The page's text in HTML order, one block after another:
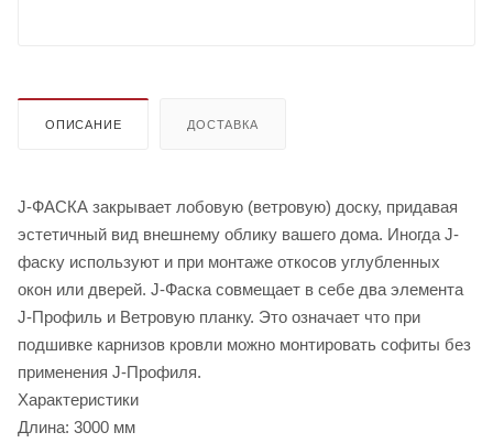
ОПИСАНИЕ ДОСТАВКА
J-ФАСКА закрывает лобовую (ветровую) доску, придавая
эстетичный вид внешнему облику вашего дома. Иногда J-
фаску используют и при монтаже откосов углубленных
окон или дверей. J-Фаска совмещает в себе два элемента
J-Профиль и Ветровую планку. Это означает что при
подшивке карнизов кровли можно монтировать софиты без
применения J-Профиля.
Характеристики
Длина: 3000 мм